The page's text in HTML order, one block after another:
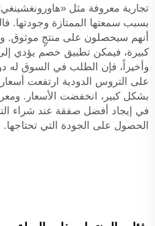
تجارية معروفة مثل
بسبب سمعتها الممتازة وجودتها.
أنهم سيحصلون على منتجٍ موثوق.
كبيرة، فيمكن تطبيق خصم يؤدي
وأخيراً، فإن الطلب في السوق له
على التروس الدودية ارتفعت
بشكل كبير، انخفضت الأسعار.
في إيجاد أفضل صفقة عند شراء
الحصول على الجودة التي تحتاجها.